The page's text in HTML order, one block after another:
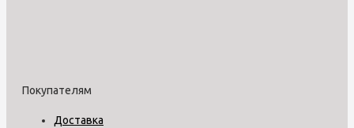
Покупателям
Доставка